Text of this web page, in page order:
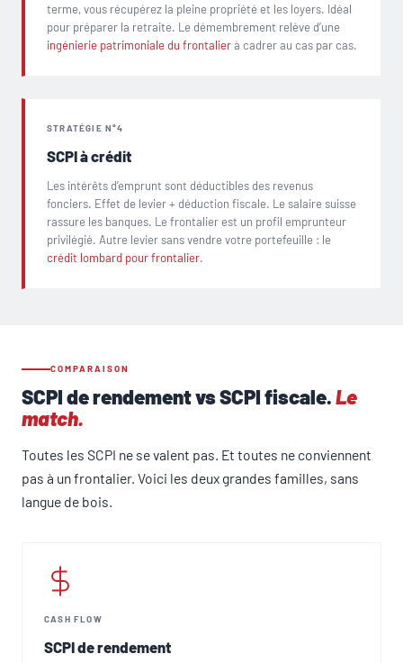
terme, vous récupérez la pleine propriété et les loyers. Idéal
pour préparer la retraite. Le démembrement relève d’une
ingénierie patrimoniale du frontalierà cadrer au cas par cas.
STRATÉGIE N°4
SCPI à crédit
Les intérêts d’emprunt sont déductibles des revenus
fonciers. Effet de levier + déduction fiscale. Le salaire suisse
rassure les banques. Le frontalier est un profil emprunteur
privilégié. Autre levier sans vendre votre portefeuille : le
crédit lombard pour frontalier.
COMPARAISON
SCPI de rendement vs SCPI fiscale.Le
match.
Toutes les SCPI ne se valent pas. Et toutes ne conviennent
pas à un frontalier. Voici les deux grandes familles, sans
langue de bois.
CASH FLOW
SCPI de rendement